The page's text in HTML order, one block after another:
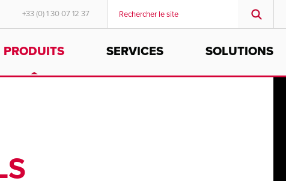
English
+33 (0) 1 30 07 12 37
PRODUITS SERVICES SOLUTIONS